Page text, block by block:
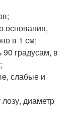
основания,
в 1 см;
90 градусам, в
слабые и
лозу, диаметр